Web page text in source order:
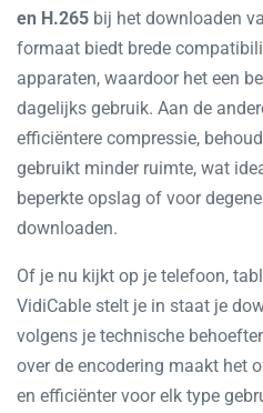
en H.265 bij het downloaden
formaat biedt brede
apparaten, waardoor het een
dagelijks gebruik. Aan de
efficiëntere compressie,
gebruikt minder ruimte, wat
beperkte opslag of voor
downloaden.
Of je nu kijkt op je telefoon,
VidiCable stelt je in staat je
volgens je technische
over de encodering maakt het
en efficiënter voor elk type